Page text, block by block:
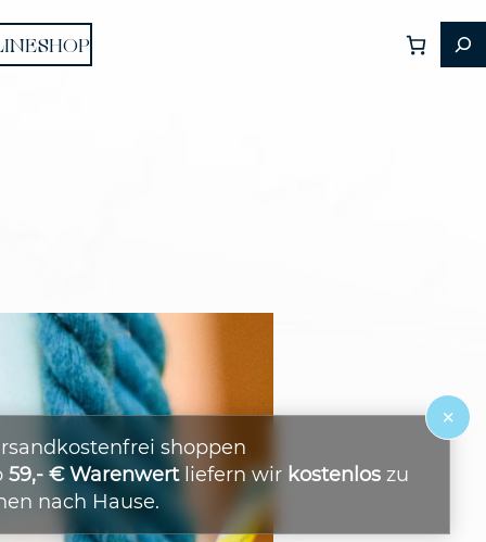
shoppen
59,- € Warenwertliefern wir kostenlos zu
nach Hause.
×